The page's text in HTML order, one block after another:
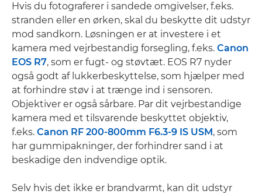
Hvis du fotograferer i sandede omgivelser, f.eks.
stranden eller en ørken, skal du beskytte dit udstyr
mod sandkorn. Løsningen er at investere i et
kamera med vejrbestandig forsegling, f.eks. Canon
EOS R7, som er fugt- og støvtæt. EOS R7 nyder
også godt af lukkerbeskyttelse, som hjælper med
at forhindre støv i at trænge ind i sensoren.
Objektiver er også sårbare. Par dit vejrbestandige
kamera med et tilsvarende beskyttet objektiv,
f.eks. Canon RF 200-800mm F6.3-9 IS USM, som
har gummipakninger, der forhindrer sand i at
beskadige den indvendige optik.
Selv hvis det ikke er brandvarmt, kan dit udstyr